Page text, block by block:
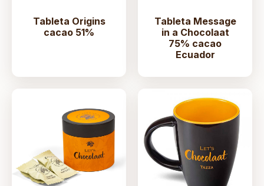
Tableta Origins
cacao 51%
Tableta Message
in a Chocolaat
75% cacao
Ecuador